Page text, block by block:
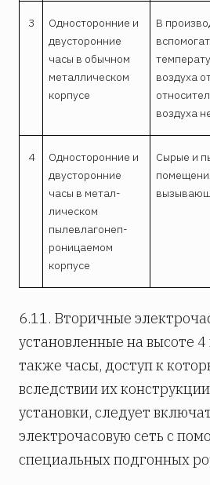
3
Односторонние и
дву­сто­ронние
часы в обычном
металлическом
корпусе
В
воздуха
воздуха
4
Односторонние и
двусто­ронние
часы в метал­
лическом
пылевлаго­неп­
роницаемом
корпусе
Сырые и
6.11. Вторичные
установленные на высоте 4
также часы, доступ к
вследствии их
установки, следует
электрочасовую сеть с
специальных подгонных